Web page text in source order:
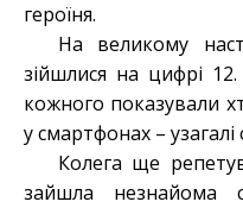
героїня.
На великому
зійшлися на цифрі
кожного показували
у смартфонах – узагалі
Колега ще
зайшла незнайома